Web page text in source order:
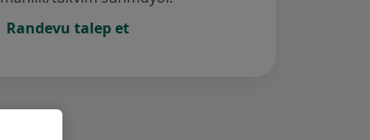
Randevu talep et